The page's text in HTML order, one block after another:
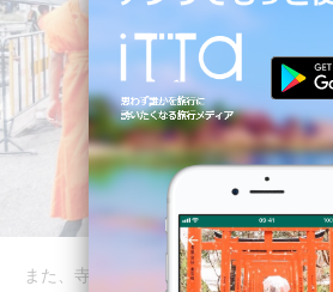
また、寺院だけでなく至る所でお坊さん